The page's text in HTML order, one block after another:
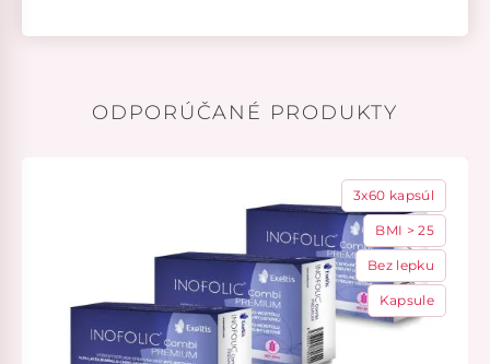
ODPORÚČANÉ PRODUKTY
3x60 kapsúl
BMI > 25
Bez lepku
Kapsule